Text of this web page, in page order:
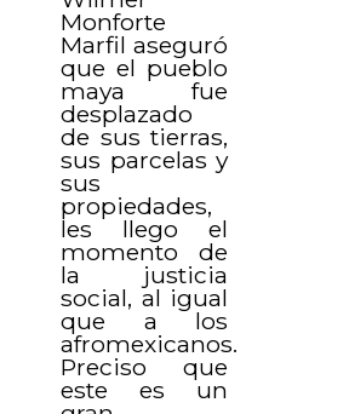
Monforte
Marfil aseguró
que el pueblo
maya fue
desplazado
de sus tierras,
sus parcelas y
sus
propiedades,
les llego el
momento de
la justicia
social, al igual
que a los
afromexicanos.
Preciso que
este es un